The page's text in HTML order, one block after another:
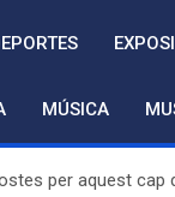
MÚSICA
per aquest